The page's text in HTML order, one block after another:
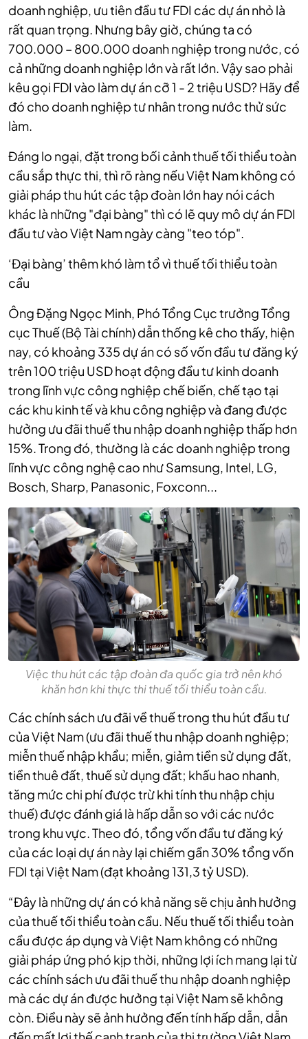
doanh nghiệp, ưu tiên đầu tư FDI các dự án nhỏ là
rất quan trọng. Nhưng bây giờ, chúng ta có
700.000 – 800.000 doanh nghiệp trong nước, có
cả những doanh nghiệp lớn và rất lớn. Vậy sao phải
kêu gọi FDI vào làm dự án cỡ 1 - 2 triệu USD? Hãy để
đó cho doanh nghiệp tư nhân trong nước thử sức
làm.
Đáng lo ngại, đặt trong bối cảnh thuế tối thiểu toàn
cầu sắp thực thi, thì rõ ràng nếu Việt Nam không có
giải pháp thu hút các tập đoàn lớn hay nói cách
khác là những "đại bàng" thì có lẽ quy mô dự án FDI
đầu tư vào Việt Nam ngày càng "teo tóp".
‘Đại bàng’ thêm khó làm tổ vì thuế tối thiểu toàn
cầu
Ông Đặng Ngọc Minh, Phó Tổng Cục trưởng Tổng
cục Thuế (Bộ Tài chính) dẫn thống kê cho thấy, hiện
nay, có khoảng 335 dự án có số vốn đầu tư đăng ký
trên 100 triệu USD hoạt động đầu tư kinh doanh
trong lĩnh vực công nghiệp chế biến, chế tạo tại
các khu kinh tế và khu công nghiệp và đang được
hưởng ưu đãi thuế thu nhập doanh nghiệp thấp hơn
15%. Trong đó, thường là các doanh nghiệp trong
lĩnh vực công nghệ cao như Samsung, Intel, LG,
Bosch, Sharp, Panasonic, Foxconn...
Việc thu hút các tập đoàn đa quốc gia trở nên khó
khăn hơn khi thực thi thuế tối thiểu toàn cầu.
Các chính sách ưu đãi về thuế trong thu hút đầu tư
của Việt Nam (ưu đãi thuế thu nhập doanh nghiệp;
miễn thuế nhập khẩu; miễn, giảm tiền sử dụng đất,
tiền thuê đất, thuế sử dụng đất; khấu hao nhanh,
tăng mức chi phí được trừ khi tính thu nhập chịu
thuế) được đánh giá là hấp dẫn so với các nước
trong khu vực. Theo đó, tổng vốn đầu tư đăng ký
của các loại dự án này lại chiếm gần 30% tổng vốn
FDI tại Việt Nam (đạt khoảng 131,3 tỷ USD).
“Đây là những dự án có khả năng sẽ chịu ảnh hưởng
của thuế tối thiểu toàn cầu. Nếu thuế tối thiểu toàn
cầu được áp dụng và Việt Nam không có những
giải pháp ứng phó kịp thời, những lợi ích mang lại từ
các chính sách ưu đãi thuế thu nhập doanh nghiệp
mà các dự án được hưởng tại Việt Nam sẽ không
còn. Điều này sẽ ảnh hưởng đến tính hấp dẫn, dẫn